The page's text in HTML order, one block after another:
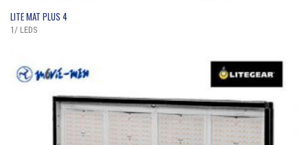
LITE MAT PLUS 4
1/ LEDS